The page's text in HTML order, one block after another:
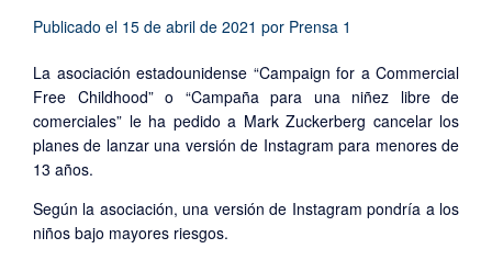
Publicado el 15 de abril de 2021 por Prensa 1
La asociación estadounidense “Campaign for a Commercial
Free Childhood” o “Campaña para una niñez libre de
comerciales” le ha pedido a Mark Zuckerberg cancelar los
planes de lanzar una versión de Instagram para menores de
13 años.
Según la asociación, una versión de Instagram pondría a los
niños bajo mayores riesgos.